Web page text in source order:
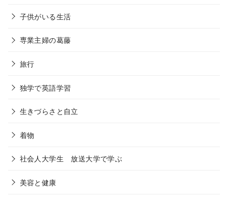
子供がいる生活
専業主婦の葛藤
旅行
独学で英語学習
生きづらさと自立
着物
社会人大学生 放送大学で学ぶ
美容と健康